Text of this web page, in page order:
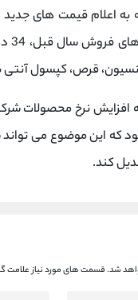
به اعلام قیمت های
قرص، کپسول
افزایش نرخ محصولات
که این موضوع می تواند
کند.
شد.قسمت های مورد نیاز علامت